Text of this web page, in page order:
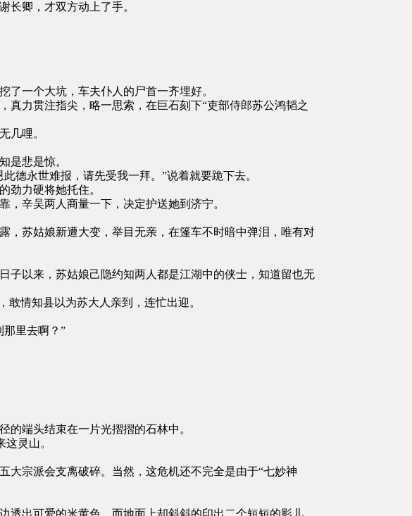
卿，才双方动上了手。
一个大坑，车夫仆人的尸首一齐埋好。
力贯注指尖，略一思索，在巨石刻下“吏部侍郎苏公鸿韬之
几哩。
是悲是惊。
永世难报，请先受我一拜。”说着就要跪下去。
力硬将她托住。
辛吴两人商量一下，决定护送她到济宁。
苏姑娘新遭大变，举目无亲，在篷车不时暗中弹泪，唯有对
以来，苏姑娘己隐约知两人都是江湖中的侠士，知道留也无
情知县以为苏大人亲到，连忙出迎。
里去啊？”
端头结束在一片光摺摺的石林中。
灵山。
宗派会支离破碎。当然，这危机还不完全是由于“七妙神
出可爱的米黄色，而地面上却斜斜的印出二个短短的影儿。